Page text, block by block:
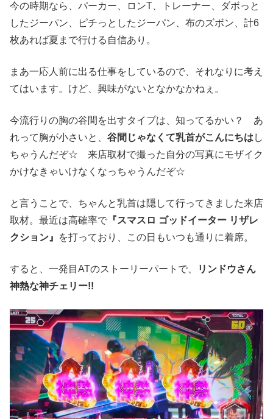
今の時期なら、パーカー、ロンT、トレーナー、ダボっと
したジーパン、ピチっとしたジーパン、布のズボン、計6
枚あれば夏まで行ける自信あり。
まあ一応人前に出る仕事をしているので、それなりに考え
てはいます。けど、興味がないとなかなかねぇ。
今流行りの胸の谷間を出すタイプは、知ってるかい？ あ
れって胸が小さいと、 谷間じゃなくて乳首がこんにちは し
ちゃうんだぞ☆ 来店取材で撮った自分の写真にモザイク
かけなきゃいけなくなっちゃうんだぞ☆
と言うことで、ちゃんと乳首は隠して行ってきました来店
取材。最近は高確率で 『スマスロ ゴッドイーター リザレ
クション』
を打っており、この日もいつも通りに着席。
すると、一発目ATのストーリーパートで、
リンドウさん
神熱な神チェリー!!